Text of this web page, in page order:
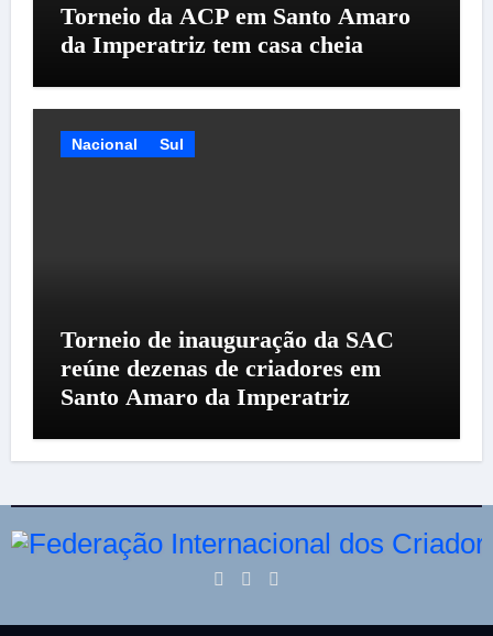
Torneio da ACP em Santo Amaro
da Imperatriz tem casa cheia
Nacional Sul
Torneio de inauguração da SAC
reúne dezenas de criadores em
Santo Amaro da Imperatriz